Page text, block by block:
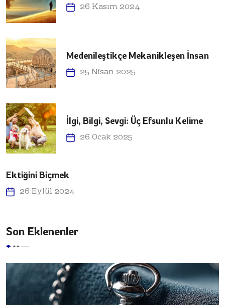
26 Kasım 2024
Medenileştikçe Mekanikleşen İnsan
25 Nisan 2025
İlgi, Bilgi, Sevgi: Üç Efsunlu Kelime
26 Ocak 2025
Ektiğini Biçmek
26 Eylül 2024
Son Eklenenler